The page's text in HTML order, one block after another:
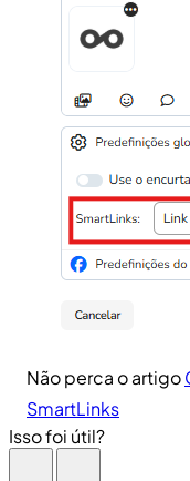
Não perca o artigo
SmartLinks
Isso foi útil?